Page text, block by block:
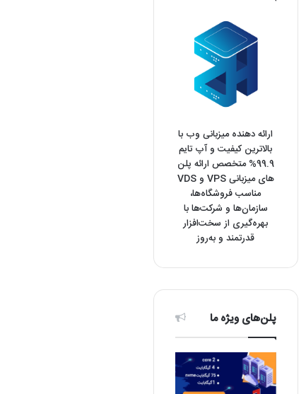
ارائه دهنده میزبانی وب با
بالاترین کیفیت و آپ تایم
99.9% متخصص ارائه پلن
های میزبانی VPS و VDS
مناسب فروشگاه‌ها،
سازمان‌ها و شرکت‌ها با
بهره‌گیری از سخت‌افزار
قدرتمند و به‌روز
پلن‌های ویژه ما